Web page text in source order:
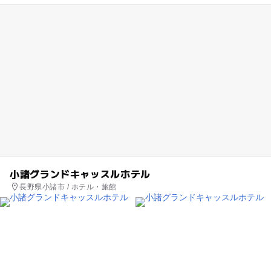
小諸グランドキャッスルホテル
長野県小諸市 / ホテル・旅館